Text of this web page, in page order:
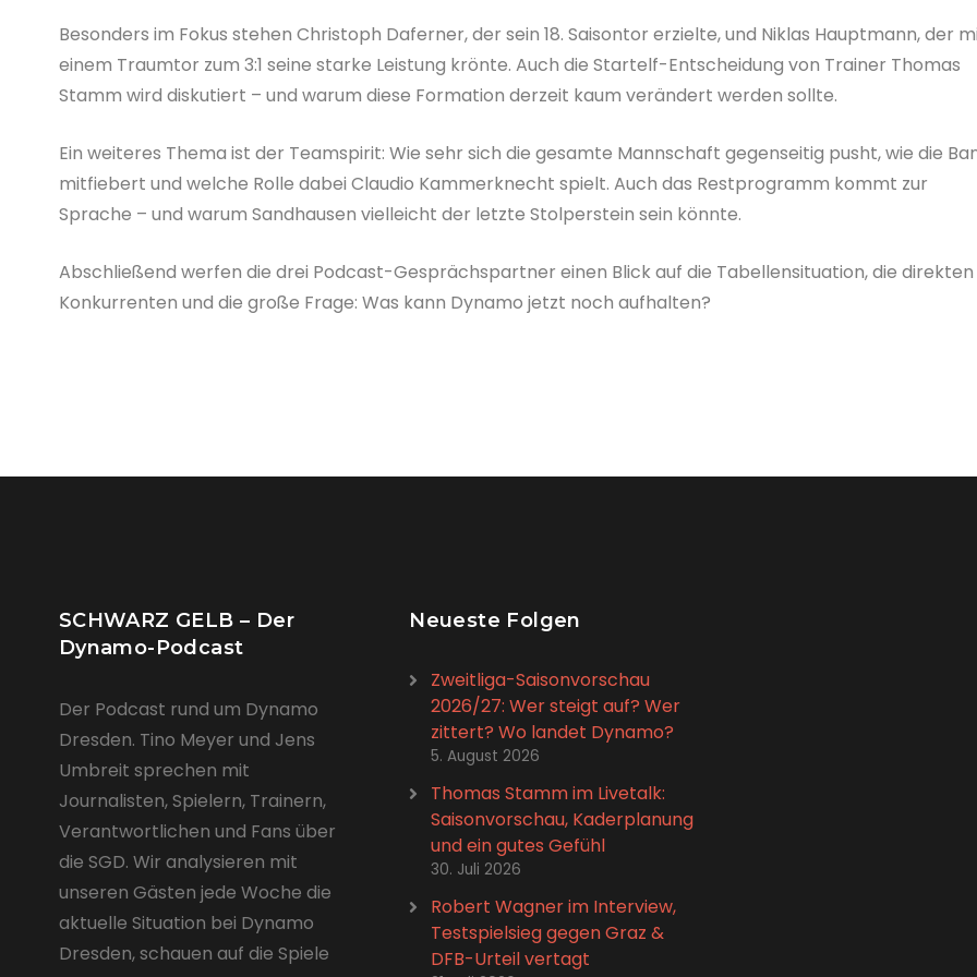
Besonders im Fokus stehen Christoph Daferner, der sein 18. Saisontor erzielte, und Niklas Hauptmann, der
einem Traumtor zum 3:1 seine starke Leistung krönte. Auch die Startelf-Entscheidung von Trainer Thomas
Stamm wird diskutiert – und warum diese Formation derzeit kaum verändert werden sollte.
Ein weiteres Thema ist der Teamspirit: Wie sehr sich die gesamte Mannschaft gegenseitig pusht, wie die
mitfiebert und welche Rolle dabei Claudio Kammerknecht spielt. Auch das Restprogramm kommt zur
Sprache – und warum Sandhausen vielleicht der letzte Stolperstein sein könnte.
Abschließend werfen die drei Podcast-Gesprächspartner einen Blick auf die Tabellensituation, die direkten
Konkurrenten und die große Frage: Was kann Dynamo jetzt noch aufhalten?
SCHWARZ GELB – Der
Dynamo-Podcast
Der Podcast rund um Dynamo
Dresden. Tino Meyer und Jens
Umbreit sprechen mit
Journalisten, Spielern, Trainern,
Verantwortlichen und Fans über
die SGD. Wir analysieren mit
unseren Gästen jede Woche die
aktuelle Situation bei Dynamo
Dresden, schauen auf die Spiele
Neueste Folgen
Zweitliga-Saisonvorschau
2026/27: Wer steigt auf? Wer
zittert? Wo landet Dynamo?
5. August 2026
Thomas Stamm im Livetalk:
Saisonvorschau, Kaderplanung
und ein gutes Gefühl
30. Juli 2026
Robert Wagner im Interview,
Testspielsieg gegen Graz &
DFB-Urteil vertagt